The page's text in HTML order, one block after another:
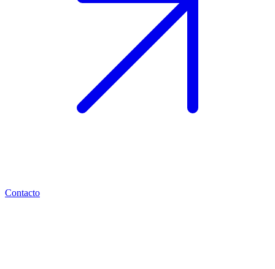
Contacto